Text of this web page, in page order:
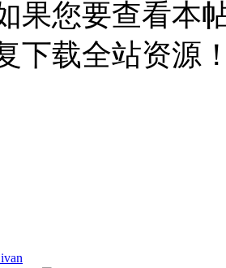
果您要查看本
下载全站资源